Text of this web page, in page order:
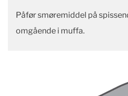
Påfør smøremiddel på
omgående i muffa.